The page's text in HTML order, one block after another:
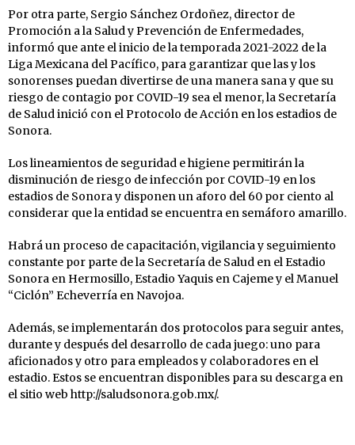
Por otra parte, Sergio Sánchez Ordoñez, director de
Promoción a la Salud y Prevención de Enfermedades,
informó que ante el inicio de la temporada 2021-2022 de la
Liga Mexicana del Pacífico, para garantizar que las y los
sonorenses puedan divertirse de una manera sana y que su
riesgo de contagio por COVID-19 sea el menor, la Secretaría
de Salud inició con el Protocolo de Acción en los estadios de
Sonora.
Los lineamientos de seguridad e higiene permitirán la
disminución de riesgo de infección por COVID-19 en los
estadios de Sonora y disponen un aforo del 60 por ciento al
considerar que la entidad se encuentra en semáforo amarillo.
Habrá un proceso de capacitación, vigilancia y seguimiento
constante por parte de la Secretaría de Salud en el Estadio
Sonora en Hermosillo, Estadio Yaquis en Cajeme y el Manuel
“Ciclón” Echeverría en Navojoa.
Además, se implementarán dos protocolos para seguir antes,
durante y después del desarrollo de cada juego: uno para
aficionados y otro para empleados y colaboradores en el
estadio. Estos se encuentran disponibles para su descarga en
el sitio web http://saludsonora.gob.mx/.